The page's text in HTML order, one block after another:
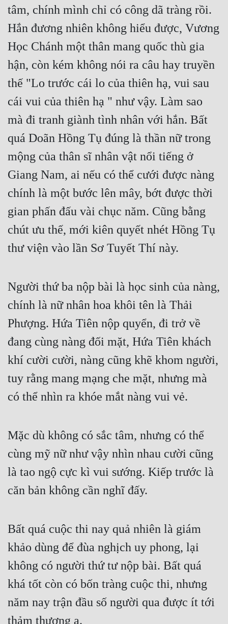
tâm, chính mình chỉ có công dã tràng rồi.
Hắn đương nhiên không hiểu được, Vương
Học Chánh một thân mang quốc thù gia
hận, còn kém không nói ra câu hay truyền
thế "Lo trước cái lo của thiên hạ, vui sau
cái vui của thiên hạ " như vậy. Làm sao
mà đi tranh giành tình nhân với hắn. Bất
quá Doãn Hồng Tụ đúng là thần nữ trong
mộng của thân sĩ nhân vật nổi tiếng ở
Giang Nam, ai nếu có thể cưới được nàng
chính là một bước lên mây, bớt được thời
gian phấn đấu vài chục năm. Cũng bằng
chút ưu thế, mới kiên quyết nhét Hồng Tụ
thư viện vào lần Sơ Tuyết Thí này.
Người thứ ba nộp bài là học sinh của nàng,
chính là nữ nhân hoa khôi tên là Thải
Phượng. Hứa Tiên nộp quyển, đi trở về
đang cùng nàng đối mặt, Hứa Tiên khách
khí cười cười, nàng cũng khẽ khom người,
tuy rằng mang mạng che mặt, nhưng mà
có thể nhìn ra khóe mắt nàng vui vẻ.
Mặc dù không có sắc tâm, nhưng có thể
cùng mỹ nữ như vậy nhìn nhau cười cũng
là tao ngộ cực kì vui sướng. Kiếp trước là
căn bản không cần nghĩ đấy.
Bất quá cuộc thi nay quả nhiên là giám
khảo dùng để đùa nghịch uy phong, lại
không có người thứ tư nộp bài. Bất quá
khá tốt còn có bốn tràng cuộc thi, nhưng
năm nay trận đầu số người qua được ít tới
thảm thương a.